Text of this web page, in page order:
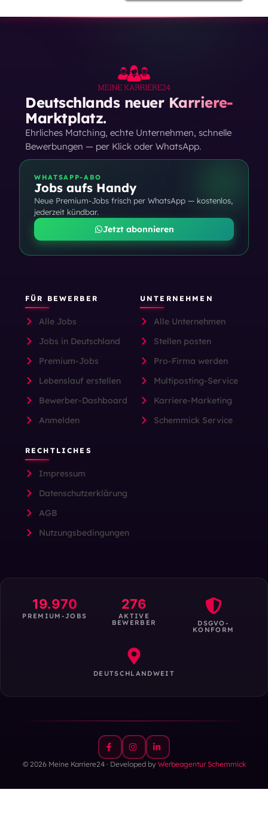
Deutschlands neuer Karriere-
Marktplatz.
Ehrliches Matching, echte Unternehmen, schnelle
Bewerbungen — per Klick oder WhatsApp.
WHATSAPP-ABO
Jobs aufs Handy
Neue Premium-Jobs frisch per WhatsApp — kostenlos,
jederzeit kündbar.
Jetzt abonnieren
FÜR BEWERBER
Alle Jobs
Jobs in Deutschland
Premium-Jobs
Lebenslauf erstellen
Bewerber-Dashboard
Anmelden
UNTERNEHMEN
Alle Unternehmen
Stellen posten
Pro-Firma werden
Multiposting-Service
Karriere-Marketing
Schemmick Service
RECHTLICHES
Impressum
Datenschutzerklärung
AGB
Nutzungsbedingungen
19.970
PREMIUM-JOBS
276
AKTIVE
BEWERBER DSGVO-
KONFORM
DEUTSCHLANDWEIT
© 2026 Meine Karriere24 · Developed by Werbeagentur Schemmick